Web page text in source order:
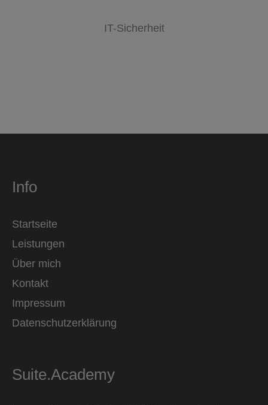
IT-Sicherheit
Info
Startseite
Leistungen
Über mich
Kontakt
Impressum
Datenschutzerklärung
Suite.Academy